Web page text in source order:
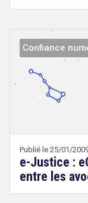
Confiance
Publié le 25/01/
e-Justice :
entre les